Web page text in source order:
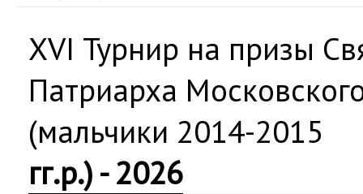
XVI Турнир на призы
Патриарха
(мальчики 2014-2015
гг.р.) - 2026